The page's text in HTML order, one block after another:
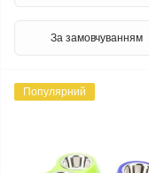
Популярний